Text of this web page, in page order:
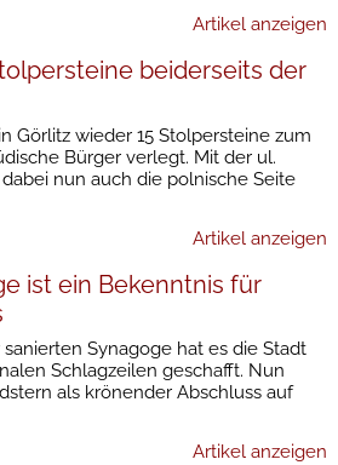
Artikel anzeigen
beiderseits der
Görlitz wieder 15 Stolpersteine zum
Bürger verlegt. Mit der ul.
dabei nun auch die polnische Seite
Artikel anzeigen
ist ein Bekenntnis für
Synagoge hat es die Stadt
Schlagzeilen geschafft. Nun
als krönender Abschluss auf
Artikel anzeigen